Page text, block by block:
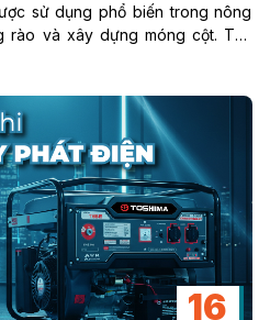
sử dụng phổ biến trong nông
rào và xây dựng móng cột. Tuy
cách, máy có thể gây nguy
16